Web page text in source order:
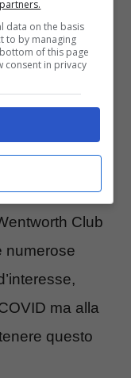
i titolari
Club può
che le
sono
ha
Club
numerose
ma alla
questo
data on the basis
to by managing
of this page
consent in privacy